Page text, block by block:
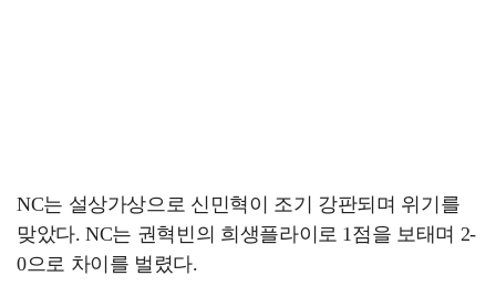
NC는 설상가상으로 신민혁이 조기 강판되며 위기를
맞았다. NC는 권혁빈의 희생플라이로 1점을 보태며 2-
0으로 차이를 벌렸다.